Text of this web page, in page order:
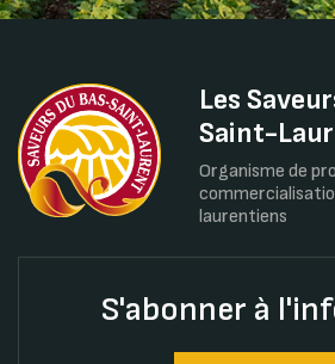
Les
Saint-
Organisme de
laurentiens
S'abonner à